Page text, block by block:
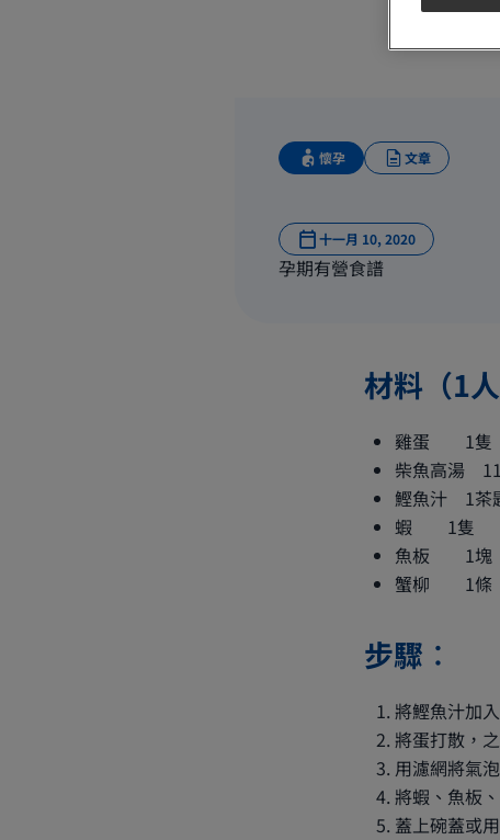
懷孕 文章
十一月 10, 2020
孕期有營食譜
材料（1
雞蛋 1隻
柴魚高湯
鰹魚汁 1茶
蝦 1隻
魚板 1塊
蟹柳 1條
步驟︰
將鰹魚汁加
將蛋打散，
用濾網將氣
將蝦、魚板
蓋上碗蓋或